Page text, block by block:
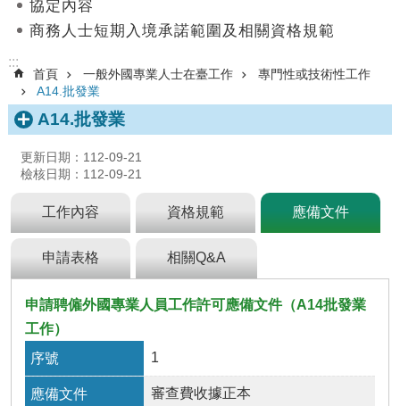
絡
我
們
English
私
權
全
政
協定內容
商務人士短期入境承諾範圍及相關資格規範
:::
首頁 一般外國專業人士在臺工作
專門性或技術性工作
A14.批發業
A14.批發業
更新日期：112-09-21
檢核日期：112-09-21
工作內容 資格規範 應備文件
申請表格 相關Q&A
申請聘僱外國專業人員工作許可應備文件（A14批發業
工作）
1
審查費收據正本